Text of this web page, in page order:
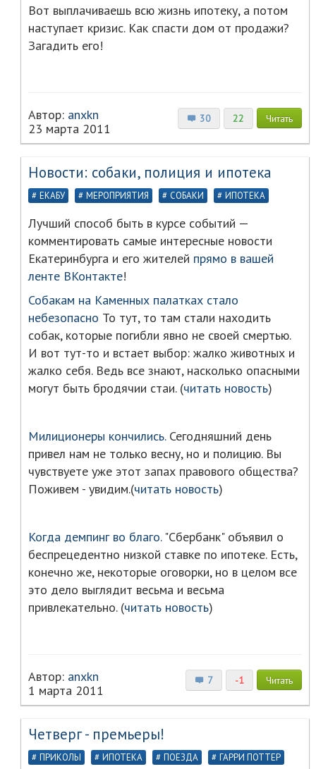
Вот выплачиваешь всю жизнь ипотеку, а потом
наступает кризис. Как спасти дом от продажи?
Загадить его!
30 22 Читать
Автор: anxkn
23 марта 2011
Новости: собаки, полиция и ипотека
ЕКАБУ МЕРОПРИЯТИЯ СОБАКИ ИПОТЕКА
Лучший способ быть в курсе событий —
комментировать самые интересные новости
Екатеринбурга и его жителей прямо в вашей
ленте ВКонтакте!
Собакам на Каменных палатках стало
небезопасно То тут, то там стали находить
собак, которые погибли явно не своей смертью.
И вот тут-то и встает выбор: жалко животных и
жалко себя. Ведь все знают, насколько опасными
могут быть бродячии стаи. (читать новость)
Милиционеры кончились.Сегодняшний день
привел нам не только весну, но и полицию. Вы
чувствуете уже этот запах правового общества?
Поживем - увидим.(читать новость)
Когда демпинг во благо."Сбербанк" объявил о
беспрецедентно низкой ставке по ипотеке. Есть,
конечно же, некоторые оговорки, но в целом все
это дело выглядит весьма и весьма
привлекательно. (читать новость)
7 -1 Читать
Автор: anxkn
1 марта 2011
Четверг - премьеры!
ПРИКОЛЫ ИПОТЕКА ПОЕЗДА ГАРРИ ПОТТЕР